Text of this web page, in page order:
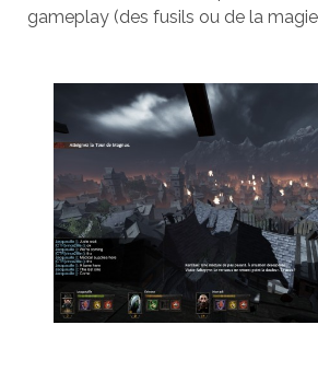
gameplay (des fusils ou de la